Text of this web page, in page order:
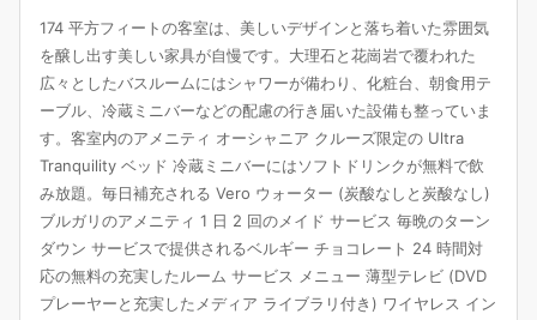
174 平方フィートの客室は、美しいデザインと落ち着いた雰囲気
を醸し出す美しい家具が自慢です。大理石と花崗岩で覆われた
広々としたバスルームにはシャワーが備わり、化粧台、朝食用テ
ーブル、冷蔵ミニバーなどの配慮の行き届いた設備も整っていま
す。客室内のアメニティ オーシャニア クルーズ限定の Ultra
Tranquility ベッド 冷蔵ミニバーにはソフトドリンクが無料で飲
み放題。毎日補充される Vero ウォーター (炭酸なしと炭酸なし)
ブルガリのアメニティ 1 日 2 回のメイド サービス 毎晩のターン
ダウン サービスで提供されるベルギー チョコレート 24 時間対
応の無料の充実したルーム サービス メニュー 薄型テレビ (DVD
プレーヤーと充実したメディア ライブラリ付き) ワイヤレス イン